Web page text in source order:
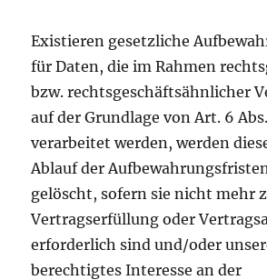
Existieren gesetzliche
für Daten, die im Rahmen
bzw. rechtsgeschäftsähnlicher
auf der Grundlage von Art. 6
verarbeitet werden, werden
Ablauf der
gelöscht, sofern sie nicht mehr
Vertragserfüllung oder
erforderlich sind und/oder
berechtigtes Interesse an der